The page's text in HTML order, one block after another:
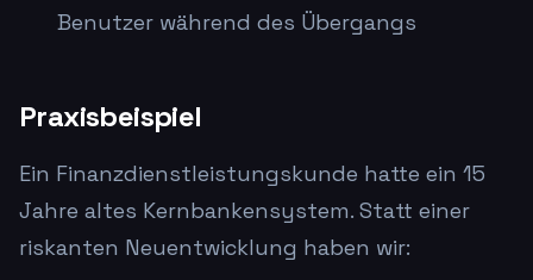
Benutzer während des Übergangs
Praxisbeispiel
Ein Finanzdienstleistungskunde hatte ein 15
Jahre altes Kernbankensystem. Statt einer
riskanten Neuentwicklung haben wir: